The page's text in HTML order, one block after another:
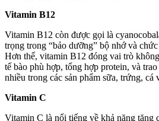
Vitamin B12
Vitamin B12 còn được gọi là
trọng trong “bảo dưỡng” bộ nhớ và
Hơn thế, vitamin B12 đóng vai trò
tế bào phù hợp, tổng hợp protein, và
nhiều trong các sản phẩm sữa, trứng, cá
Vitamin C
Vitamin C là nổi tiếng về khả năng tăng